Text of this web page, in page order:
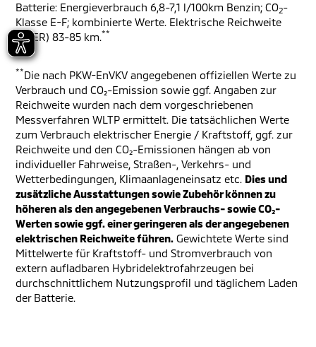
Batterie: Energieverbrauch 6,8-7,1 l/100km Benzin; CO2-
Klasse E-F; kombinierte Werte. Elektrische Reichweite
(EAER) 83-85 km.**
**Die nach PKW-EnVKV angegebenen offiziellen Werte zu
Verbrauch und CO₂-Emission sowie ggf. Angaben zur
Reichweite wurden nach dem vorgeschriebenen
Messverfahren WLTP ermittelt. Die tatsächlichen Werte
zum Verbrauch elektrischer Energie / Kraftstoff, ggf. zur
Reichweite und den CO₂-Emissionen hängen ab von
individueller Fahrweise, Straßen-, Verkehrs- und
Wetterbedingungen, Klimaanlageneinsatz etc. Dies und
zusätzliche Ausstattungen sowie Zubehör können zu
höheren als den angegebenen Verbrauchs- sowie CO₂-
Werten sowie ggf. einer geringeren als der angegebenen
elektrischen Reichweite führen. Gewichtete Werte sind
Mittelwerte für Kraftstoff- und Stromverbrauch von
extern aufladbaren Hybridelektrofahrzeugen bei
durchschnittlichem Nutzungsprofil und täglichem Laden
der Batterie.